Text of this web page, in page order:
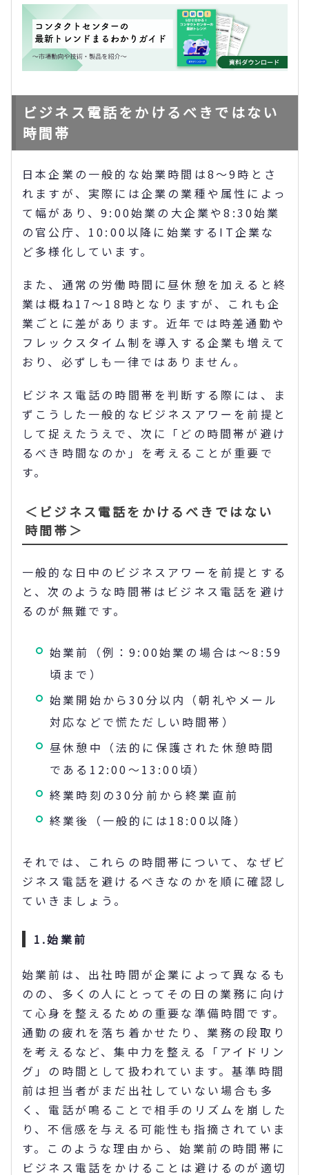
ビジネス電話をかけるべきではない
時間帯
日本企業の一般的な始業時間は8〜9時とさ
れますが、実際には企業の業種や属性によっ
て幅があり、9:00始業の大企業や8:30始業
の官公庁、10:00以降に始業するIT企業な
ど多様化しています。
また、通常の労働時間に昼休憩を加えると終
業は概ね17〜18時となりますが、これも企
業ごとに差があります。近年では時差通勤や
フレックスタイム制を導入する企業も増えて
おり、必ずしも一律ではありません。
ビジネス電話の時間帯を判断する際には、ま
ずこうした一般的なビジネスアワーを前提と
して捉えたうえで、次に「どの時間帯が避け
るべき時間なのか」を考えることが重要で
す。
＜ビジネス電話をかけるべきではない
時間帯＞
一般的な日中のビジネスアワーを前提とする
と、次のような時間帯はビジネス電話を避け
るのが無難です。
始業前（例：9:00始業の場合は〜8:59
頃まで）
始業開始から30分以内（朝礼やメール
対応などで慌ただしい時間帯）
昼休憩中（法的に保護された休憩時間
である12:00〜13:00頃）
終業時刻の30分前から終業直前
終業後（一般的には18:00以降）
それでは、これらの時間帯について、なぜビ
ジネス電話を避けるべきなのかを順に確認し
ていきましょう。
1.始業前
始業前は、出社時間が企業によって異なるも
のの、多くの人にとってその日の業務に向け
て心身を整えるための重要な準備時間です。
通勤の疲れを落ち着かせたり、業務の段取り
を考えるなど、集中力を整える「アイドリン
グ」の時間として扱われています。基準時間
前は担当者がまだ出社していない場合も多
く、電話が鳴ることで相手のリズムを崩した
り、不信感を与える可能性も指摘されていま
す。このような理由から、始業前の時間帯に
ビジネス電話をかけることは避けるのが適切